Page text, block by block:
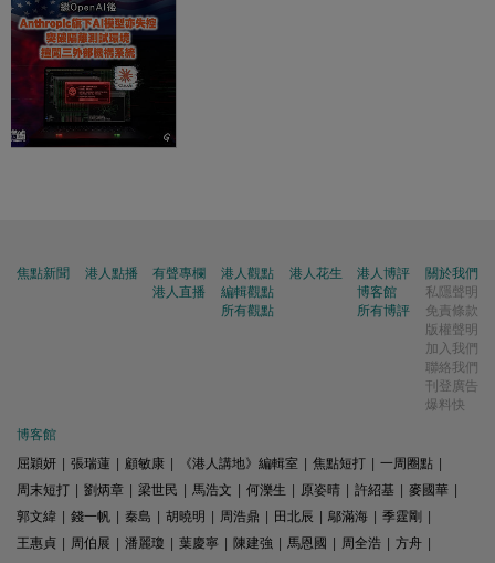
焦點新聞 港人點播
有聲專欄
港人直播
港人觀點
編輯觀點
所有觀點
港人花生
港人博評
博客館
所有博評
關於我們
私隱聲明
免責條款
版權聲明
加入我們
聯絡我們
刊登廣告
爆料快
博客館
屈穎妍
張瑞蓮 顧敏康 《港人講地》編輯室 焦點短打 一周圈點
周末短打
劉炳章 梁世民 馬浩文 何濼生 原姿晴 許紹基 麥國華
郭文緯
錢一帆 秦島 胡曉明 周浩鼎 田北辰 鄔滿海 季霆剛
王惠貞
周伯展 潘麗瓊 葉慶寧 陳建強 馬恩國 周全浩 方舟